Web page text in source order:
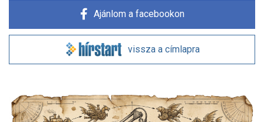
Ajánlom a facebookon
vissza a címlapra